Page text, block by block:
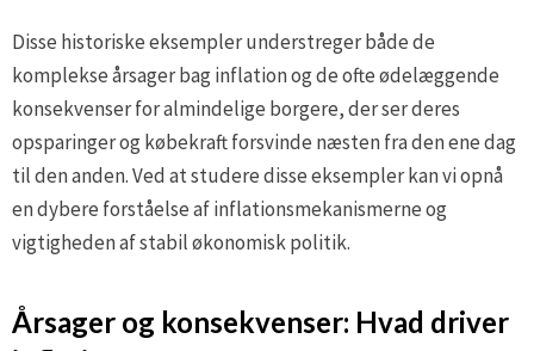
Disse historiske eksempler understreger både de
komplekse årsager bag inflation og de ofte ødelæggende
konsekvenser for almindelige borgere, der ser deres
opsparinger og købekraft forsvinde næsten fra den ene dag
til den anden. Ved at studere disse eksempler kan vi opnå
en dybere forståelse af inflationsmekanismerne og
vigtigheden af stabil økonomisk politik.
Årsager og konsekvenser: Hvad driver